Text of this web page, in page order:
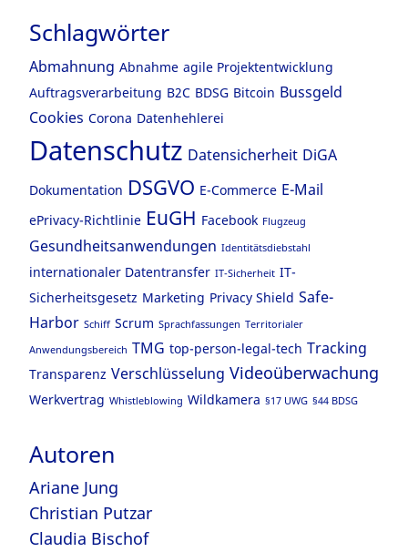
Schlagwörter
Abmahnung Abnahme agile Projektentwicklung
Auftragsverarbeitung B2C BDSG Bitcoin Bussgeld
Cookies Corona Datenhehlerei
Datenschutz Datensicherheit DiGA
Dokumentation DSGVO E-Commerce E-Mail
ePrivacy-Richtlinie EuGH Facebook Flugzeug
Gesundheitsanwendungen Identitätsdiebstahl
internationaler Datentransfer IT-Sicherheit IT-
Sicherheitsgesetz Marketing Privacy Shield Safe-
Harbor Schiff Scrum Sprachfassungen Territorialer
Anwendungsbereich TMG top-person-legal-tech Tracking
Transparenz Verschlüsselung Videoüberwachung
Werkvertrag Whistleblowing Wildkamera §17 UWG §44 BDSG
Autoren
Ariane Jung
Christian Putzar
Claudia Bischof